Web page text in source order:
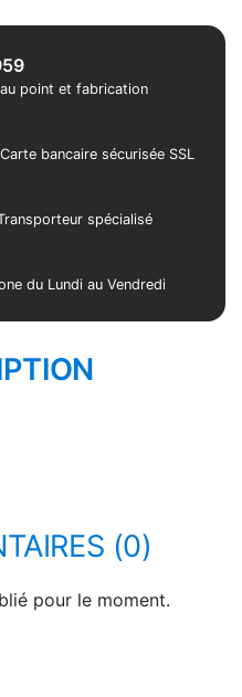
point et fabrication
bancaire sécurisée SSL
spécialisé
du Lundi au Vendredi
(0)
pour le moment.